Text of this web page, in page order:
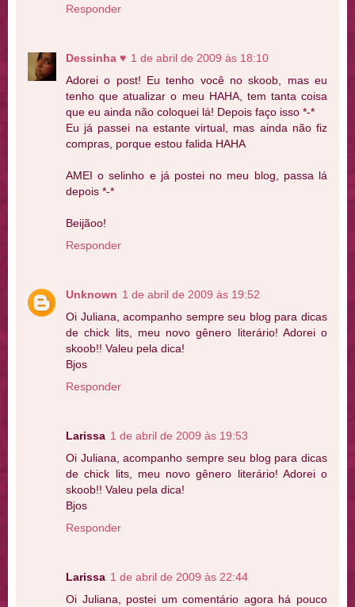
Responder
Dessinha ♥ 1 de abril de 2009 às 18:10
Adorei o post! Eu tenho você no skoob, mas eu
tenho que atualizar o meu HAHA, tem tanta coisa
que eu ainda não coloquei lá! Depois faço isso *-*
Eu já passei na estante virtual, mas ainda não fiz
compras, porque estou falida HAHA
AMEI o selinho e já postei no meu blog, passa lá
depois *-*
Beijãoo!
Responder
Unknown 1 de abril de 2009 às 19:52
Oi Juliana, acompanho sempre seu blog para dicas
de chick lits, meu novo gênero literário! Adorei o
skoob!! Valeu pela dica!
Bjos
Responder
Larissa 1 de abril de 2009 às 19:53
Oi Juliana, acompanho sempre seu blog para dicas
de chick lits, meu novo gênero literário! Adorei o
skoob!! Valeu pela dica!
Bjos
Responder
Larissa 1 de abril de 2009 às 22:44
Oi Juliana, postei um comentário agora há pouco